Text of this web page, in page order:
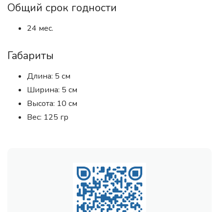
Общий срок годности
24 мес.
Габариты
Длина: 5 см
Ширина: 5 см
Высота: 10 см
Вес: 125 гр